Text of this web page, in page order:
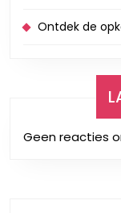
Ontdek de
Geen reacties